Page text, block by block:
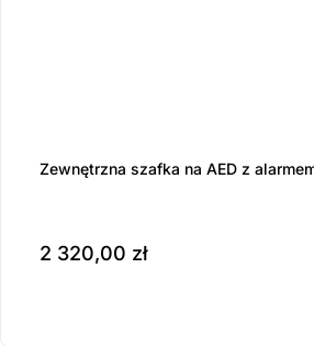
Zewnętrzna szafka na AED z
2 320,00 zł